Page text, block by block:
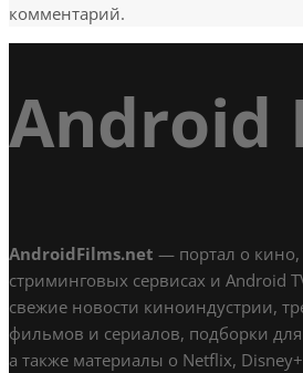
комментарий.
Android
AndroidFilms.net — портал о кино,
стриминговых сервисах и Android
свежие новости киноиндустрии,
фильмов и сериалов, подборки
а также материалы о Netflix,